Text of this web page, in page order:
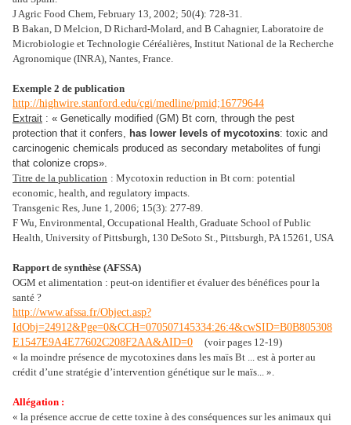
J Agric Food Chem, February 13, 2002; 50(4): 728-31.
B Bakan, D Melcion, D Richard-Molard, and B Cahagnier, Laboratoire de
Microbiologie et Technologie Céréalières, Institut National de la Recherche
Agronomique (INRA), Nantes, France.
Exemple 2 de publication
http://highwire.stanford.edu/cgi/medline/pmid;16779644
Extrait : « Genetically modified (GM) Bt corn, through the pest
protection that it confers, has lower levels of mycotoxins: toxic and
carcinogenic chemicals produced as secondary metabolites of fungi
that colonize crops».
Titre de la publication : Mycotoxin reduction in Bt corn: potential
economic, health, and regulatory impacts.
Transgenic Res, June 1, 2006; 15(3): 277-89.
F Wu, Environmental, Occupational Health, Graduate School of Public
Health, University of Pittsburgh, 130 DeSoto St., Pittsburgh, PA 15261, USA
Rapport de synthèse (AFSSA)
OGM et alimentation : peut-on identifier et évaluer des bénéfices pour la
santé ?
http://www.afssa.fr/Object.asp?
IdObj=24912&Pge=0&CCH=070507145334:26:4&cwSID=B0B805308
E1547E9A4E77602C208F2AA&AID=0
(voir pages 12-19)
« la moindre présence de mycotoxines dans les maïs Bt ... est à porter au
crédit d’une stratégie d’intervention génétique sur le maïs... ».
Allégation :
« la présence accrue de cette toxine à des conséquences sur les animaux qui